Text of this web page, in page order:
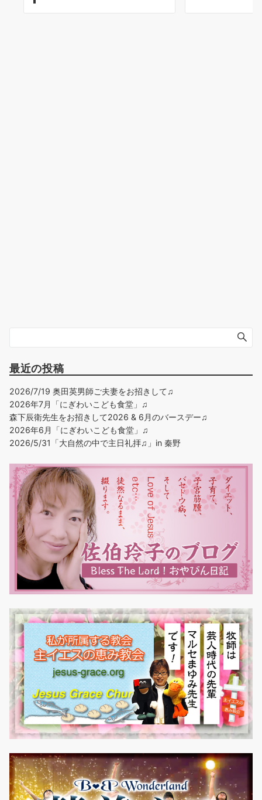
最近の投稿
2026/7/19 奥田英男師ご夫妻をお招きして♫
2026年7月「にぎわいこども食堂」♫
森下辰衛先生をお招きして2026 & 6月のバースデー♫
2026年6月「にぎわいこども食堂」♫
2026/5/31「大自然の中で主日礼拝♫」in 秦野